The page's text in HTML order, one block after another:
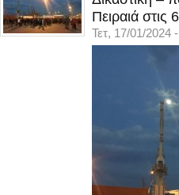
Πειραιά
Τετ, 17/01/2024